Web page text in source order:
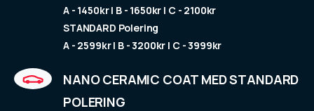
A - 1450kr | B - 1650kr | C - 2100kr
STANDARD Polering
A - 2599kr | B - 3200kr | C - 3999kr
NANO CERAMIC COAT MED STANDARD
POLERING